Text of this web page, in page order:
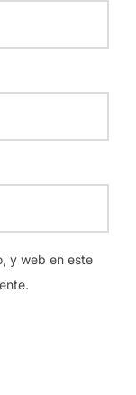
y web en este